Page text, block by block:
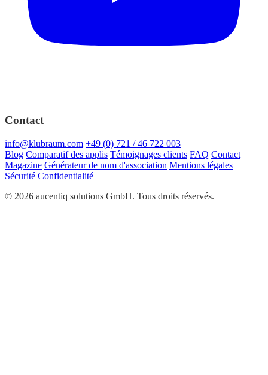
Contact
info@klubraum.com +49 (0) 721 / 46 722 003
Blog Comparatif des applis Témoignages clients FAQ Contact
Magazine Générateur de nom d'association Mentions légales
Sécurité Confidentialité
© 2026 aucentiq solutions GmbH. Tous droits réservés.